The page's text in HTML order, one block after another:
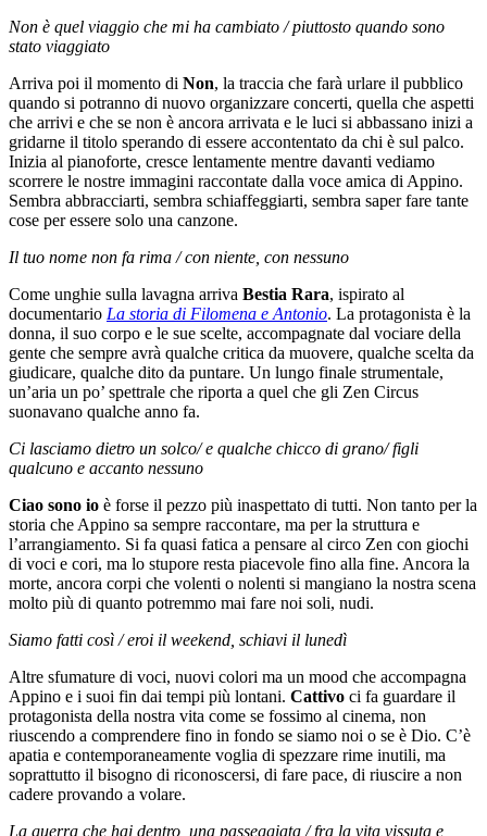
Non è quel viaggio che mi ha cambiato / piuttosto quando sono
stato viaggiato
Arriva poi il momento di Non, la traccia che farà urlare il pubblico
quando si potranno di nuovo organizzare concerti, quella che aspetti
che arrivi e che se non è ancora arrivata e le luci si abbassano inizi a
gridarne il titolo sperando di essere accontentato da chi è sul palco.
Inizia al pianoforte, cresce lentamente mentre davanti vediamo
scorrere le nostre immagini raccontate dalla voce amica di Appino.
Sembra abbracciarti, sembra schiaffeggiarti, sembra saper fare tante
cose per essere solo una canzone.
Il tuo nome non fa rima / con niente, con nessuno
Come unghie sulla lavagna arriva Bestia Rara, ispirato al
documentario La storia di Filomena e Antonio. La protagonista è la
donna, il suo corpo e le sue scelte, accompagnate dal vociare della
gente che sempre avrà qualche critica da muovere, qualche scelta da
giudicare, qualche dito da puntare. Un lungo finale strumentale,
un’aria un po’ spettrale che riporta a quel che gli Zen Circus
suonavano qualche anno fa.
Ci lasciamo dietro un solco/ e qualche chicco di grano/ figli
qualcuno e accanto nessuno
Ciao sono io è forse il pezzo più inaspettato di tutti. Non tanto per la
storia che Appino sa sempre raccontare, ma per la struttura e
l’arrangiamento. Si fa quasi fatica a pensare al circo Zen con giochi
di voci e cori, ma lo stupore resta piacevole fino alla fine. Ancora la
morte, ancora corpi che volenti o nolenti si mangiano la nostra scena
molto più di quanto potremmo mai fare noi soli, nudi.
Siamo fatti così / eroi il weekend, schiavi il lunedì
Altre sfumature di voci, nuovi colori ma un mood che accompagna
Appino e i suoi fin dai tempi più lontani. Cattivo ci fa guardare il
protagonista della nostra vita come se fossimo al cinema, non
riuscendo a comprendere fino in fondo se siamo noi o se è Dio. C’è
apatia e contemporaneamente voglia di spezzare rime inutili, ma
soprattutto il bisogno di riconoscersi, di fare pace, di riuscire a non
cadere provando a volare.
La guerra che hai dentro, una passeggiata / fra la vita vissuta e